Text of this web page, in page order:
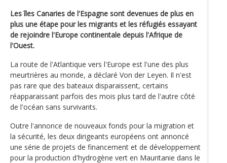
Les îles Canaries de l'Espagne sont devenues de plus en
plus une étape pour les migrants et les réfugiés essayant
de rejoindre l'Europe continentale depuis l'Afrique de
l'Ouest.
La route de l'Atlantique vers l'Europe est l'une des plus
meurtrières au monde, a déclaré Von der Leyen. Il n'est
pas rare que des bateaux disparaissent, certains
réapparaissant parfois des mois plus tard de l'autre côté
de l'océan sans survivants.
Outre l'annonce de nouveaux fonds pour la migration et
la sécurité, les deux dirigeants européens ont annoncé
une série de projets de financement et de développement
pour la production d'hydrogène vert en Mauritanie dans le